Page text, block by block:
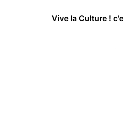
Vive la Culture !